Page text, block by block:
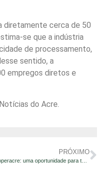
diretamente cerca de 50
se que a indústria
de processamento,
sentido, a
empregos diretos e
do Acre.
PRÓXIMO
Cooperacre: uma oportunidade para tornar sonhos em realidade